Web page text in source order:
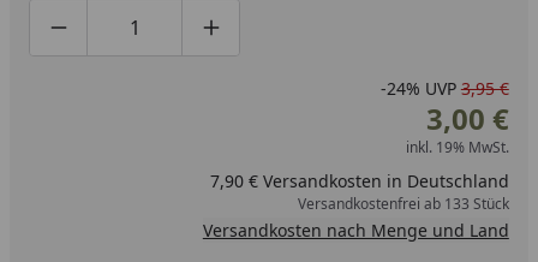
Produktmenge um eins verringern
Produktmenge manuell eingeben
Produktmenge um eins erhöhen
-24% UVP 3,95 €
3,00 €
inkl. 19% MwSt.
7,90 € Versandkosten in Deutschland
Versandkostenfrei ab 133 Stück
Versandkosten nach Menge und Land